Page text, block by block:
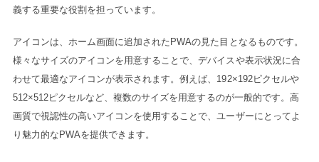
義する重要な役割を担っています。
アイコンは、ホーム画面に追加されたPWAの見た目となるものです。
様々なサイズのアイコンを用意することで、デバイスや表示状況に合
わせて最適なアイコンが表示されます。例えば、192×192ピクセルや
512×512ピクセルなど、複数のサイズを用意するのが一般的です。高
画質で視認性の高いアイコンを使用することで、ユーザーにとってよ
り魅力的なPWAを提供できます。